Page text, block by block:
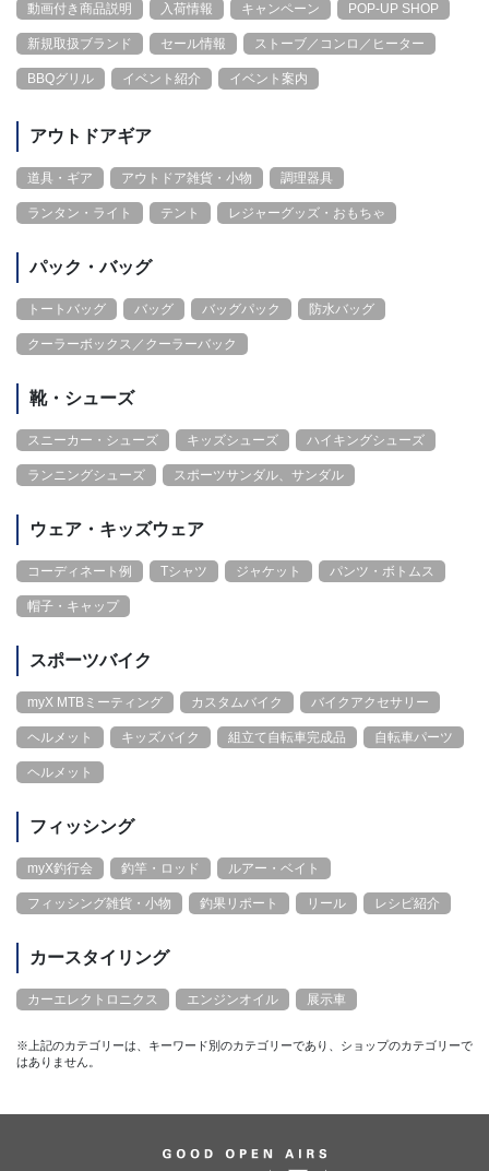
動画付き商品説明 入荷情報 キャンペーン POP-UP SHOP
新規取扱ブランド セール情報 ストーブ／コンロ／ヒーター
BBQグリル イベント紹介 イベント案内
アウトドアギア
道具・ギア アウトドア雑貨・小物 調理器具
ランタン・ライト テント レジャーグッズ・おもちゃ
パック・バッグ
トートバッグ バッグ バッグパック 防水バッグ
クーラーボックス／クーラーバック
靴・シューズ
スニーカー・シューズ キッズシューズ ハイキングシューズ
ランニングシューズ スポーツサンダル、サンダル
ウェア・キッズウェア
コーディネート例 Tシャツ ジャケット パンツ・ボトムス
帽子・キャップ
スポーツバイク
myX MTBミーティング カスタムバイク バイクアクセサリー
ヘルメット キッズバイク 組立て自転車完成品 自転車パーツ
ヘルメット
フィッシング
myX釣行会 釣竿・ロッド ルアー・ベイト
フィッシング雑貨・小物 釣果リポート リール レシピ紹介
カースタイリング
カーエレクトロニクス エンジンオイル 展示車
※上記のカテゴリーは、キーワード別のカテゴリーであり、ショップのカテゴリーで
はありません。